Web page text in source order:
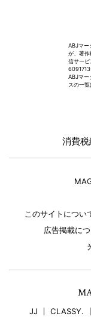
ABJマー
が、著
信サー
6091713
ABJマー
スの一覧
消費
このサイトについ
広告掲載に
JJ CLASSY.